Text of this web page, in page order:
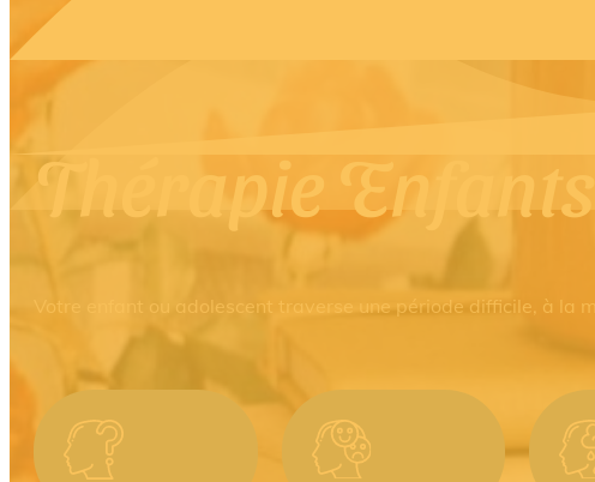
Thérapie Enfants
Votre enfant ou adolescent traverse une période difficile, à la